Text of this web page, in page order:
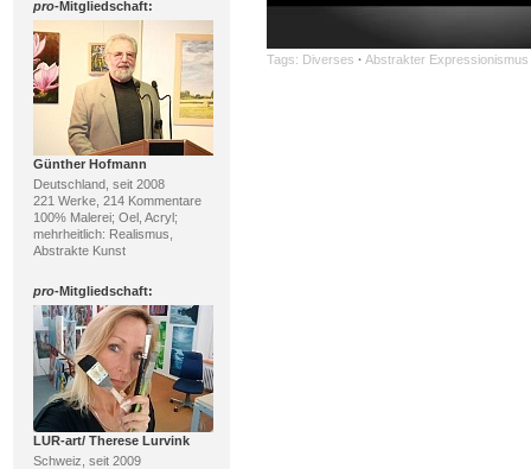
pro-Mitgliedschaft:
Günther Hofmann
Deutschland, seit 2008
221 Werke, 214 Kommentare
100% Malerei; Oel, Acryl;
mehrheitlich: Realismus,
Abstrakte Kunst
pro-Mitgliedschaft:
LUR-art/ Therese Lurvink
Schweiz, seit 2009
Tags: Diverses · Abstrakter Expressionismus